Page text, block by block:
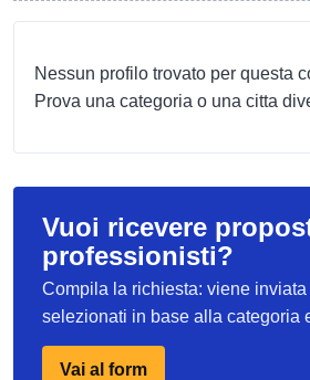
Nessun profilo trovato per questa
Prova una categoria o una citta
Vuoi ricevere
professionisti?
Compila la richiesta: viene
selezionati in base alla categoria
Vai al form